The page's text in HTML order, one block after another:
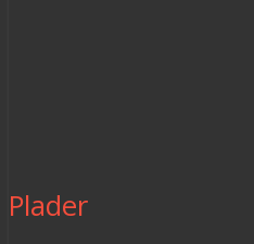
Plader